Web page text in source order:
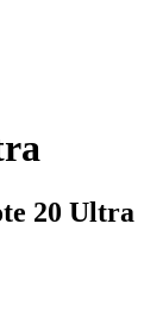
20 Ultra